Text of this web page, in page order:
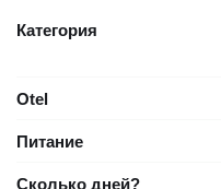
Категория
Otel
Питание
Сколько дней?